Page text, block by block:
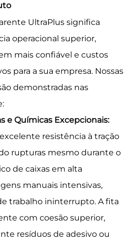
UltraPlus significa
operacional superior,
mais confiável e custos
para a sua empresa. Nossas
demonstradas nas
e Químicas Excepcionais:
resistência à tração
rupturas mesmo durante o
de caixas em alta
manuais intensivas,
trabalho ininterrupto. A fita
com coesão superior,
resíduos de adesivo ou